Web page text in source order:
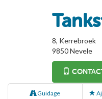
8, Kerrebroek
9850Nevele
Guidage